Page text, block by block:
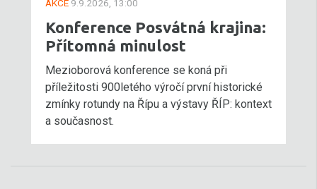
AKCE 9.9.2026, 13:00
Konference Posvátná krajina:
Přítomná minulost
Mezioborová konference se koná při
příležitosti 900letého výročí první historické
zmínky rotundy na Řípu a výstavy ŘÍP: kontext
a současnost.